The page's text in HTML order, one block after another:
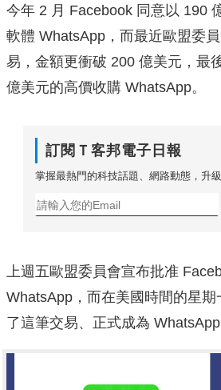
今年 2 月 Facebook 同意以 190
軟體 WhatsApp，而最近歐盟委
易，金額更衝破 200 億美元，最
億美元的高價收購 WhatsApp。
訂閱Ｔ客邦電子日報
掌握最熱門的科技話題、網路動態，升
上週五歐盟委員會宣布批准
WhatsApp，而在美國時間的星
了這筆交易、正式成為 WhatsApp